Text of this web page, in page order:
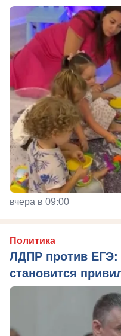
вчера в 09:00
Политика
ЛДПР против ЕГЭ:
становится